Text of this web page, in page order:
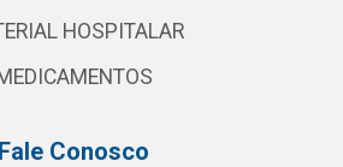
HOSPITALAR
Fale Conosco